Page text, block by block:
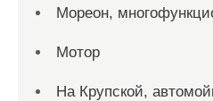
Мореон,
Мотор
На Крупской,